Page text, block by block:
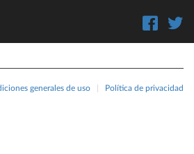
generales de uso Política de privacidad